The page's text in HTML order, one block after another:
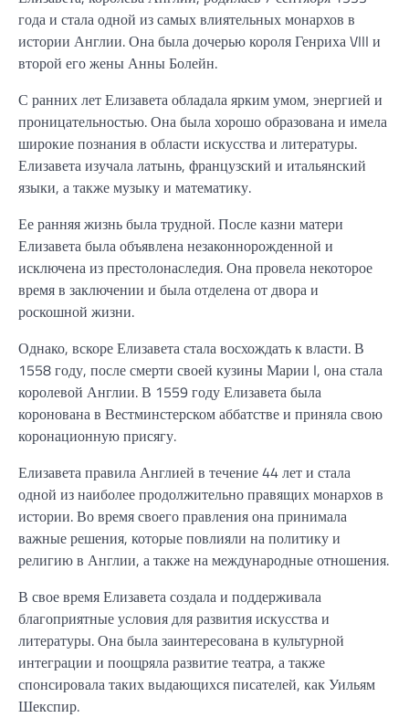
года и стала одной из самых влиятельных монархов в
истории Англии. Она была дочерью короля Генриха VIII и
второй его жены Анны Болейн.
С ранних лет Елизавета обладала ярким умом, энергией и
проницательностью. Она была хорошо образована и имела
широкие познания в области искусства и литературы.
Елизавета изучала латынь, французский и итальянский
языки, а также музыку и математику.
Ее ранняя жизнь была трудной. После казни матери
Елизавета была объявлена незаконнорожденной и
исключена из престолонаследия. Она провела некоторое
время в заключении и была отделена от двора и
роскошной жизни.
Однако, вскоре Елизавета стала восхождать к власти. В
1558 году, после смерти своей кузины Марии I, она стала
королевой Англии. В 1559 году Елизавета была
коронована в Вестминстерском аббатстве и приняла свою
коронационную присягу.
Елизавета правила Англией в течение 44 лет и стала
одной из наиболее продолжительно правящих монархов в
истории. Во время своего правления она принимала
важные решения, которые повлияли на политику и
религию в Англии, а также на международные отношения.
В свое время Елизавета создала и поддерживала
благоприятные условия для развития искусства и
литературы. Она была заинтересована в культурной
интеграции и поощряла развитие театра, а также
спонсировала таких выдающихся писателей, как Уильям
Шекспир.